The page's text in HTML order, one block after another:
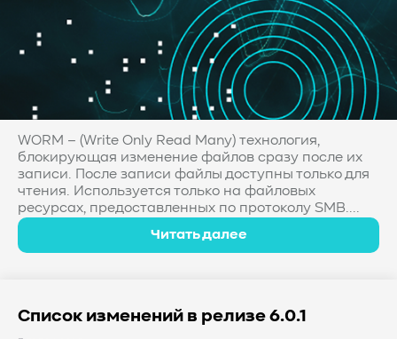
WORM – (Write Only Read Many) технология,
блокирующая изменение файлов сразу после их
записи. После записи файлы доступны только для
чтения. Используется только на файловых
ресурсах, предоставленных по протоколу SMB....
Читать далее
Список изменений в релизе 6.0.1